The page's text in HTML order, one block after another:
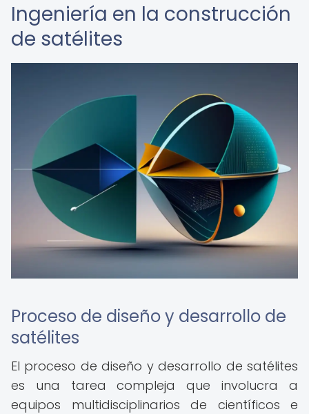
Ingeniería en la construcción
de satélites
Proceso de diseño y desarrollo de
satélites
El proceso de diseño y desarrollo de satélites
es una tarea compleja que involucra a
equipos multidisciplinarios de científicos e